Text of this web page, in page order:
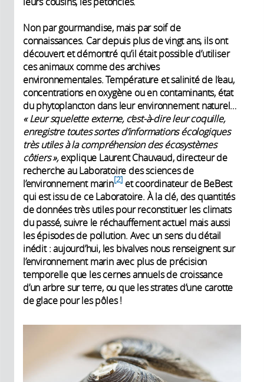
Non par gourmandise, mais par soif de
connaissances. Car depuis plus de vingt ans, ils ont
découvert et démontré qu’il était possible d’utiliser
ces animaux comme des archives
environnementales. Température et salinité de l’eau,
concentrations en oxygène ou en contaminants, état
du phytoplancton dans leur environnement naturel…
« Leur squelette externe, c’est-à-dire leur coquille,
enregistre toutes sortes d’informations écologiques
très utiles à la compréhension des éco­systèmes
côtiers »,explique Laurent Chauvaud, directeur de
recherche au Laboratoire des sciences de
l’environnement marin 2 et coordinateur de BeBest
qui est issu de ce Laboratoire. À la clé, des quantités
de données très utiles pour reconstituer les climats
du passé, suivre le réchauffement actuel mais aussi
les épisodes de pollution. Avec un sens du détail
inédit : aujourd’hui, les bivalves nous renseignent sur
l’environnement marin avec plus de précision
temporelle que les cernes annuels de croissance
d’un arbre sur terre, ou que les strates d’une carotte
de glace pour les pôles !